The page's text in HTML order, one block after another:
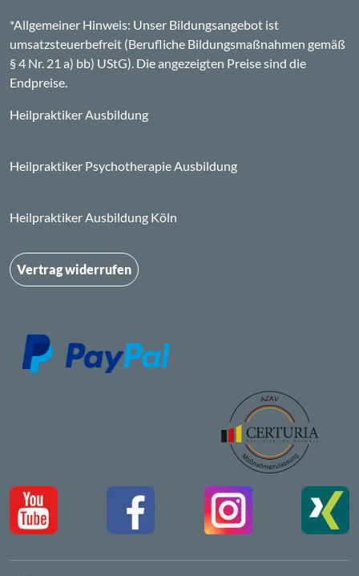
*Allgemeiner Hinweis: Unser Bildungsangebot ist
umsatzsteuerbefreit (Berufliche Bildungsmaßnahmen gemäß
§ 4 Nr. 21 a) bb) UStG). Die angezeigten Preise sind die
Endpreise.
Heilpraktiker Ausbildung
Heilpraktiker Psychotherapie Ausbildung
Heilpraktiker Ausbildung Köln
Vertrag widerrufen